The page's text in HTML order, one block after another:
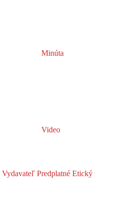
Minúta
Video
Vydavateľ Predplatné Etický